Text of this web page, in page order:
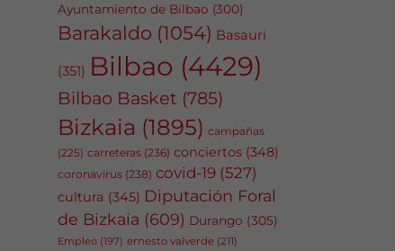
Ayuntamiento de Bilbao (300)
Barakaldo (1054) Basauri
(351) Bilbao (4429)
Bilbao Basket (785)
Bizkaia (1895) campañas
(225) carreteras (236) conciertos (348)
coronavirus (238) covid-19 (527)
cultura (345) Diputación Foral
de Bizkaia (609) Durango (305)
Empleo (197) ernesto valverde (211)